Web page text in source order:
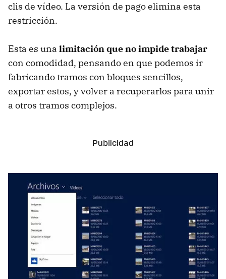
clis de vídeo. La versión de pago elimina esta
restricción.
Esta es una limitación que no impide trabajar
con comodidad, pensando en que podemos ir
fabricando tramos con bloques sencillos,
exportar estos, y volver a recuperarlos para unir
a otros tramos complejos.